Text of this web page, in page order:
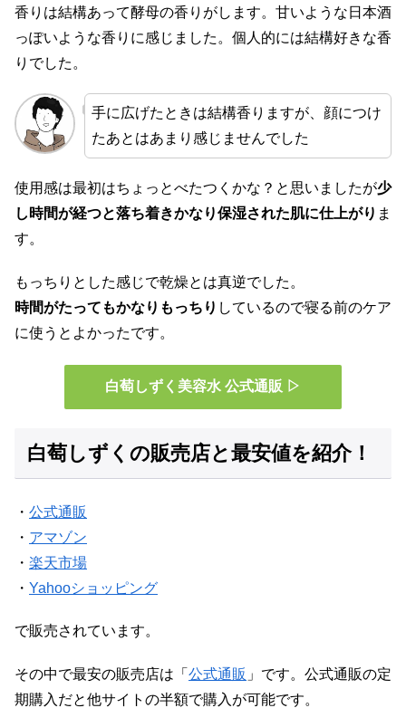
香りは結構あって酵母の香りがします。甘いような日本酒
っぽいような香りに感じました。個人的には結構好きな香
りでした。
手に広げたときは結構香りますが、顔につけ
たあとはあまり感じませんでした
使用感は最初はちょっとべたつくかな？と思いましたが少
し時間が経つと落ち着きかなり保湿された肌に仕上がり ま
す。
もっちりとした感じで乾燥とは真逆でした。
時間がたってもかなりもっちり しているので寝る前のケア
に使うとよかったです。
白萄しずく美容水 公式通販 ▷
白萄しずくの販売店と最安値を紹介！
・ 公式通販
・ アマゾン
・ 楽天市場
・ Yahooショッピング
で販売されています。
その中で最安の販売店は「 公式通販 」です。公式通販の定
期購入だと他サイトの半額で購入が可能です。